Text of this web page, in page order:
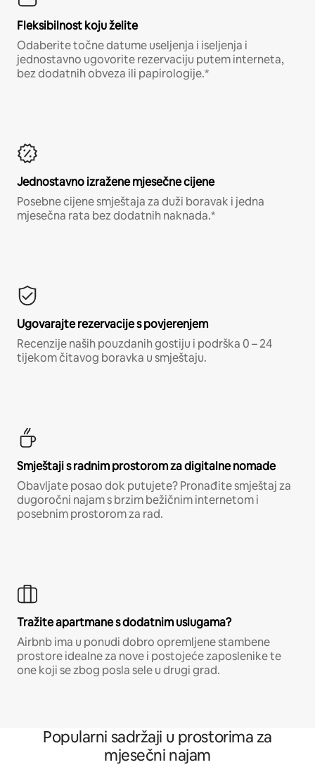
Fleksibilnost koju želite
Odaberite točne datume useljenja i iseljenja i
jednostavno ugovorite rezervaciju putem interneta,
bez dodatnih obveza ili papirologije.*
Jednostavno izražene mjesečne cijene
Posebne cijene smještaja za duži boravak i jedna
mjesečna rata bez dodatnih naknada.*
Ugovarajte rezervacije s povjerenjem
Recenzije naših pouzdanih gostiju i podrška 0 – 24
tijekom čitavog boravka u smještaju.
Smještaji s radnim prostorom za digitalne nomade
Obavljate posao dok putujete? Pronađite smještaj za
dugoročni najam s brzim bežičnim internetom i
posebnim prostorom za rad.
Tražite apartmane s dodatnim uslugama?
Airbnb ima u ponudi dobro opremljene stambene
prostore idealne za nove i postojeće zaposlenike te
one koji se zbog posla sele u drugi grad.
Popularni sadržaji u prostorima za
mjesečni najam